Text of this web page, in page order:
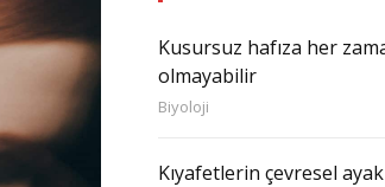
Kusursuz hafıza her
olmayabilir
Biyoloji
Kıyafetlerin çevresel